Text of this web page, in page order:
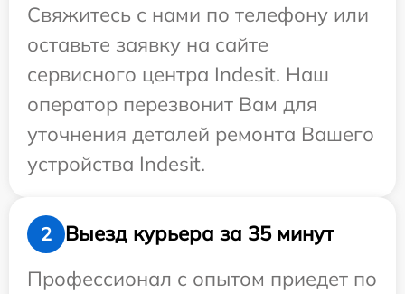
Свяжитесь с нами по телефону или
оставьте заявку на сайте
сервисного центра Indesit. Наш
оператор перезвонит Вам для
уточнения деталей ремонта Вашего
устройства Indesit.
2
Выезд курьера за 35 минут
Профессионал с опытом приедет по